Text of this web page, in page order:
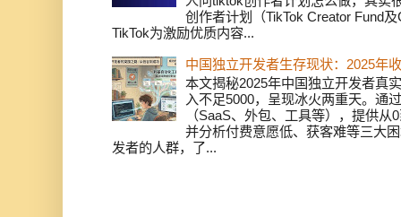
创作者计划（TikTok Creator Fund
TikTok为激励优质内容...
中国独立开发者生存现状：2025年
本文揭秘2025年中国独立开发者真
入不足5000，呈现冰火两重天。通
（SaaS、外包、工具等），提供
并分析付费意愿低、获客难等三大
发者的人群，了...